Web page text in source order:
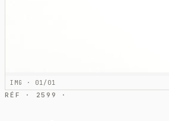
IMG · 01/01
RÉF · 2599 ·